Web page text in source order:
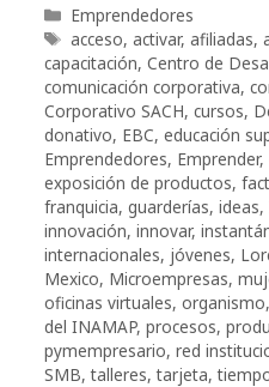
Categorías
Emprendedores
Etiquetas
acceso, activar, afiliadas,
capacitación, Centro de
comunicación corporativa,
Corporativo SACH, cursos,
donativo, EBC, educación
Emprendedores, Emprender,
exposición de productos,
franquicia, guarderías, ideas,
innovación, innovar,
internacionales, jóvenes,
Mexico, Microempresas,
oficinas virtuales, organismo,
del INAMAP, procesos,
pymempresario, red
SMB,talleres,tarjeta,